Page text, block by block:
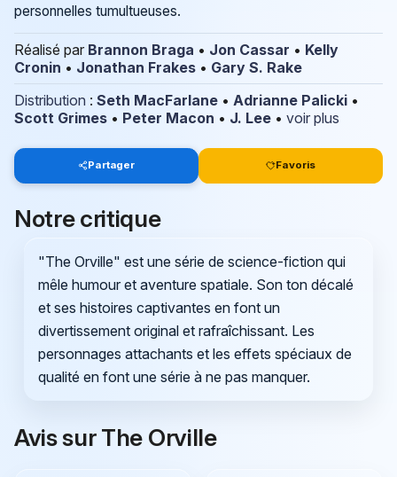
personnelles tumultueuses.
Réalisé par Brannon Braga • Jon Cassar • Kelly
Cronin • Jonathan Frakes • Gary S. Rake
Distribution : Seth MacFarlane • Adrianne Palicki •
Scott Grimes • Peter Macon • J. Lee • voir plus
Partager Favoris
Notre critique
"The Orville" est une série de science-fiction qui
mêle humour et aventure spatiale. Son ton décalé
et ses histoires captivantes en font un
divertissement original et rafraîchissant. Les
personnages attachants et les effets spéciaux de
qualité en font une série à ne pas manquer.
Avis sur The Orville